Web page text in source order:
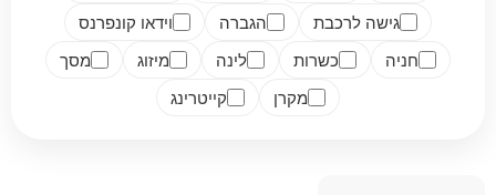
גישה לרכבת
הגברה
וידאו קונפרנס
חניה
כשרות לינה מיזוג
מסך
מקרן
קייטרינג